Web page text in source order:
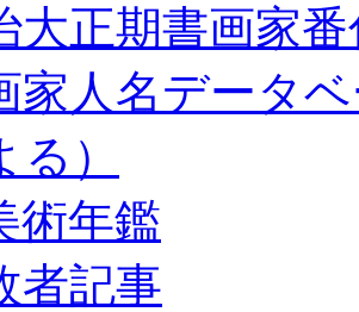
大正期書画家
家人名データ
る）
術年鑑
者記事